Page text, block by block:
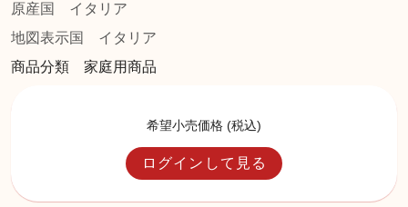
原産国
イタリア
地図表示国
イタリア
商品分類 家庭用商品
希望小売価格 (税込)
ログインして見る